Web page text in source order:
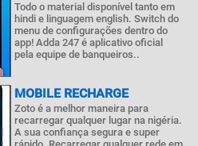
Todo o material disponível tanto em
hindi e linguagem english. Switch do
menu de configurações dentro do
app! Adda 247 é aplicativo oficial
pela equipe de banqueiros..
MOBILE RECHARGE
Zoto é a melhor maneira para
recarregar qualquer lugar na nigéria.
A sua confiança segura e super